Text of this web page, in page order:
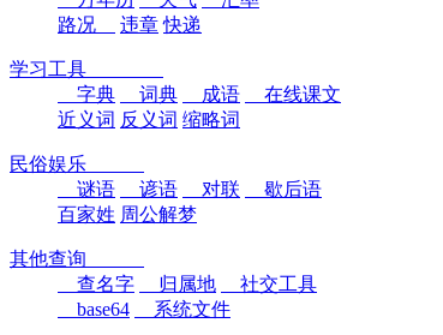
路况
违章 快递
学习工具
字典
词典 成语
在线课文
近义词 反义词 缩略词
民俗娱乐
谜语
谚语 对联
歇后语
百家姓 周公解梦
其他查询
查名字
归属地
社交工具
base64
系统文件